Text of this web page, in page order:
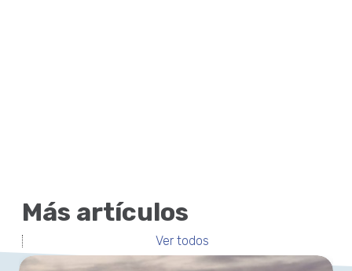
Más artículos
Ver todos